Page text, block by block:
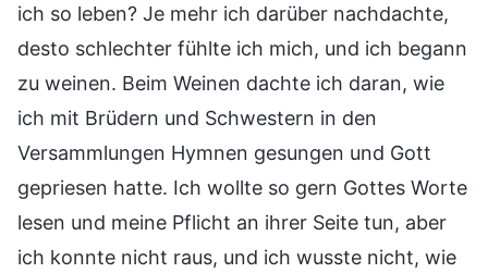
ich so leben? Je mehr ich darüber nachdachte,
desto schlechter fühlte ich mich, und ich begann
zu weinen. Beim Weinen dachte ich daran, wie
ich mit Brüdern und Schwestern in den
Versammlungen Hymnen gesungen und Gott
gepriesen hatte. Ich wollte so gern Gottes Worte
lesen und meine Pflicht an ihrer Seite tun, aber
ich konnte nicht raus, und ich wusste nicht, wie